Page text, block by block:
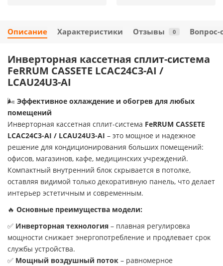
Описание Характеристики Отзывы 0 Вопрос-
Инверторная кассетная сплит-система
FeRRUM CASSETE LCAC24C3-AI /
LCAU24U3-AI
🌬 Эффективное охлаждение и обогрев для любых
помещений
Инверторная кассетная сплит-система FeRRUM CASSETE
LCAC24C3-AI / LCAU24U3-AI – это мощное и надежное
решение для кондиционирования больших помещений:
офисов, магазинов, кафе, медицинских учреждений.
Компактный внутренний блок скрывается в потолке,
оставляя видимой только декоративную панель, что делает
интерьер эстетичным и современным.
🔥 Основные преимущества модели:
✅ Инверторная технология – плавная регулировка
мощности снижает энергопотребление и продлевает срок
службы устройства.
✅ Мощный воздушный поток – равномерное